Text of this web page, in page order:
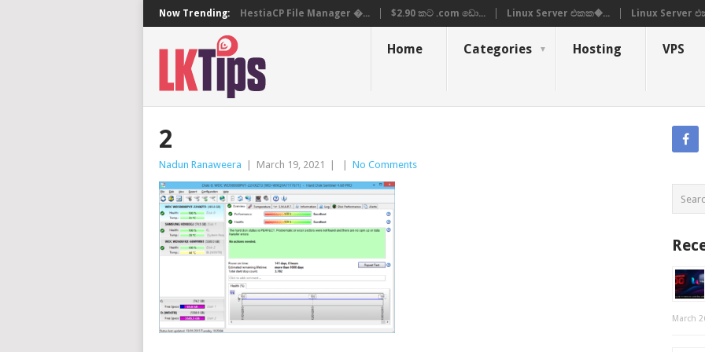
Now Trending: HestiaCP File Manager �... $2.90 කට .com ඩො... Linux Server එකක�... Linux Server
Home Categories Hosting VPS
2
Nadun Ranaweera March 19, 2021 No Comments
March